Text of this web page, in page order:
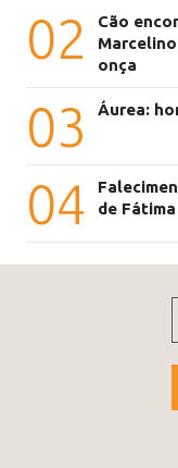
02
Cão
onça
03 Áurea:
04
de Fátima